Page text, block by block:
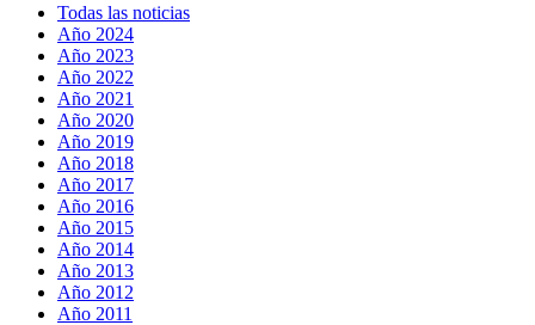
Todas las noticias
Año 2024
Año 2023
Año 2022
Año 2021
Año 2020
Año 2019
Año 2018
Año 2017
Año 2016
Año 2015
Año 2014
Año 2013
Año 2012
Año 2011